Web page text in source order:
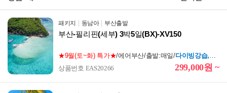
패키지 동남아 부산출발
부산-필리핀(세부) 3박5일(BX)-XV150
★9월(토~화) 특가★/에어부산/출발:매일/다이빙강습,오일마사지 60분
상품번호 EAS20266
299,000원 ~